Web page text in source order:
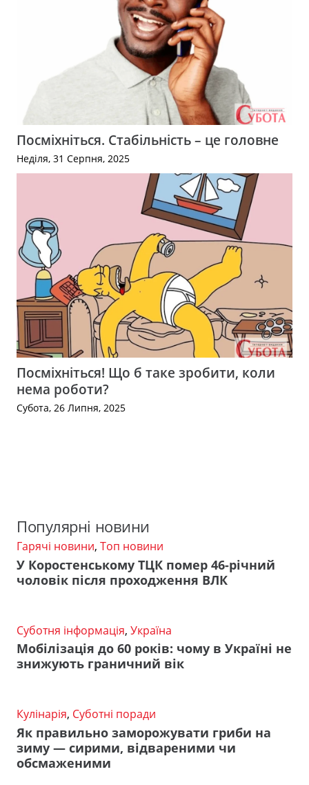
Посміхніться. Стабільність – це головне
Неділя, 31 Серпня, 2025
Посміхніться! Що б таке зробити, коли
нема роботи?
Субота, 26 Липня, 2025
Популярні новини
Гарячі новини, Топ новини
У Коростенському ТЦК помер 46-річний
чоловік після проходження ВЛК
Суботня інформація, Україна
Мобілізація до 60 років: чому в Україні не
знижують граничний вік
Кулінарія, Суботні поради
Як правильно заморожувати гриби на
зиму — сирими, відвареними чи
обсмаженими